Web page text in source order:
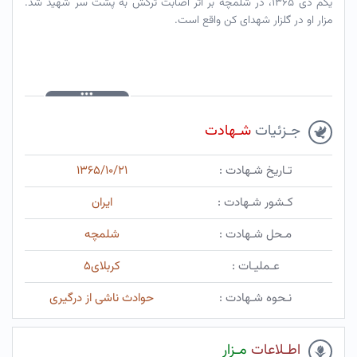
مزار او در گلزار شهدای کن واقع است.
جـزئیات شـهادت
تـاریخ شـهادت :
۱۳۶۵/۱۰/۲۱
کـشور شـهادت :
ایران
مـحل شـهادت :
شلمچه
عـملیـات :
کربلای۵
نـحوه شـهادت :
حوادث ناشی از درگیری
اطـلاعات مـزار